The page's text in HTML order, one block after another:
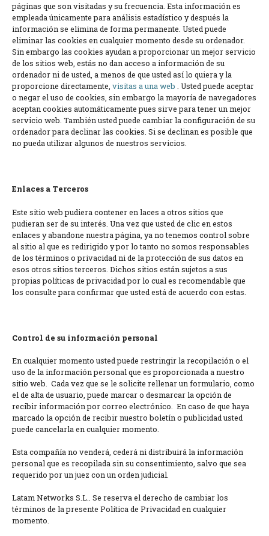
páginas que son visitadas y su frecuencia. Esta información es
empleada únicamente para análisis estadístico y después la
información se elimina de forma permanente. Usted puede
eliminar las cookies en cualquier momento desde su ordenador.
Sin embargo las cookies ayudan a proporcionar un mejor servicio
de los sitios web, estás no dan acceso a información de su
ordenador ni de usted, a menos de que usted así lo quiera y la
proporcione directamente, visitas a una web
. Usted puede aceptar
o negar el uso de cookies, sin embargo la mayoría de navegadores
aceptan cookies automáticamente pues sirve para tener un mejor
servicio web. También usted puede cambiar la configuración de su
ordenador para declinar las cookies. Si se declinan es posible que
no pueda utilizar algunos de nuestros servicios.
Enlaces a Terceros
Este sitio web pudiera contener en laces a otros sitios que
pudieran ser de su interés. Una vez que usted de clic en estos
enlaces y abandone nuestra página, ya no tenemos control sobre
al sitio al que es redirigido y por lo tanto no somos responsables
de los términos o privacidad ni de la protección de sus datos en
esos otros sitios terceros. Dichos sitios están sujetos a sus
propias políticas de privacidad por lo cual es recomendable que
los consulte para confirmar que usted está de acuerdo con estas.
Control de su información personal
En cualquier momento usted puede restringir la recopilación o el
uso de la información personal que es proporcionada a nuestro
sitio web. Cada vez que se le solicite rellenar un formulario, como
el de alta de usuario, puede marcar o desmarcar la opción de
recibir información por correo electrónico. En caso de que haya
marcado la opción de recibir nuestro boletín o publicidad usted
puede cancelarla en cualquier momento.
Esta compañía no venderá, cederá ni distribuirá la información
personal que es recopilada sin su consentimiento, salvo que sea
requerido por un juez con un orden judicial.
Latam Networks S.L.. Se reserva el derecho de cambiar los
términos de la presente Política de Privacidad en cualquier
momento.